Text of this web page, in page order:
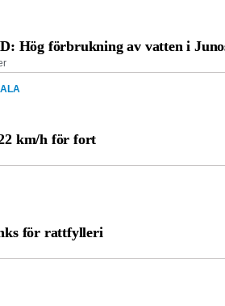
Hög förbrukning av vatten i
km/h för fort
för rattfylleri